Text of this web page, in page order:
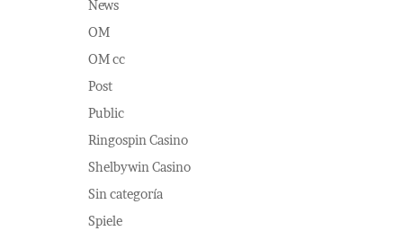
News
OM
OM cc
Post
Public
Ringospin Casino
Shelbywin Casino
Sin categoría
Spiele